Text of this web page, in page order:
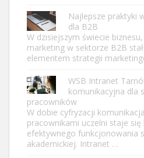
Najlepsze praktyki
dla B2B
W dzisiejszym świecie
marketing w sektorze B2B
elementem strategii
WSB Intranet
komunikacyjna dla
pracowników
W dobie cyfryzacji
pracownikami uczelni staje się
efektywnego funkcjonowania
akademickiej. Intranet …